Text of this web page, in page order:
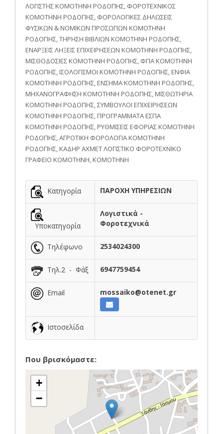
ΛΟΓΙΣΤΗΣ ΚΟΜΟΤΗΝΗ ΡΟΔΟΠΗΣ, ΦΟΡΟΤΕΧΝΙΚΟΣ
ΚΟΜΟΤΗΝΗ ΡΟΔΟΠΗΣ, ΦΟΡΟΛΟΓΙΚΕΣ ΔΗΛΩΣΕΙΣ
ΦΥΣΙΚΩΝ & ΝΟΜΙΚΩΝ ΠΡΟΣΩΠΩΝ ΚΟΜΟΤΗΝΗ
ΡΟΔΟΠΗΣ, ΤΗΡΗΣΗ ΒΙΒΛΙΩΝ ΚΟΜΟΤΗΝΗ ΡΟΔΟΠΗΣ,
ΕΝΑΡΞΕΙΣ ΛΗΞΕΙΣ ΕΠΙΧΕΙΡΗΣΕΩΝ ΚΟΜΟΤΗΝΗ ΡΟΔΟΠΗΣ,
ΜΙΣΘΟΔΟΣΙΕΣ ΚΟΜΟΤΗΝΗ ΡΟΔΟΠΗΣ, ΦΠΑ ΚΟΜΟΤΗΝΗ
ΡΟΔΟΠΗΣ, ΙΣΟΛΟΓΙΣΜΟΙ ΚΟΜΟΤΗΝΗ ΡΟΔΟΠΗΣ, ΕΝΦΙΑ
ΚΟΜΟΤΗΝΗ ΡΟΔΟΠΗΣ, ΕΝΣΗΜΑ ΚΟΜΟΤΗΝΗ ΡΟΔΟΠΗΣ,
ΜΗΧΑΝΟΓΡΑΦΗΣΗ ΚΟΜΟΤΗΝΗ ΡΟΔΟΠΗΣ, ΜΙΣΘΩΤΗΡΙΑ
ΚΟΜΟΤΗΝΗ ΡΟΔΟΠΗΣ, ΣΥΜΒΟΥΛΟΙ ΕΠΙΧΕΙΡΗΣΕΩΝ
ΚΟΜΟΤΗΝΗ ΡΟΔΟΠΗΣ, ΠΡΟΓΡΑΜΜΑΤΑ ΕΣΠΑ
ΚΟΜΟΤΗΝΗ ΡΟΔΟΠΗΣ, ΡΥΘΜΙΣΕΙΣ ΕΦΟΡΙΑΣ ΚΟΜΟΤΗΝΗ
ΡΟΔΟΠΗΣ, ΑΓΡΟΤΙΚΗ ΦΟΡΟΛΟΓΙΑ ΚΟΜΟΤΗΝΗ
ΡΟΔΟΠΗΣ, ΚΑΔΗΡ ΑΧΜΕΤ ΛΟΓΙΣΤΙΚΟ ΦΟΡΟΤΕΧΝΙΚΟ
ΓΡΑΦΕΙΟ ΚΟΜΟΤΗΝΗ, ΚΟΜΟΤΗΝΗ
Κατηγορία ΠΑΡΟΧΗ ΥΠΗΡΕΣΙΩΝ
Υποκατηγορία
Λογιστικά -
Φοροτεχνικά
Τηλέφωνο 2534024300
Τηλ.2 - Φάξ 6947759454
Email mossaiko@otenet.gr
Ιστοσελίδα
Που βρισκόμαστε:
+
−